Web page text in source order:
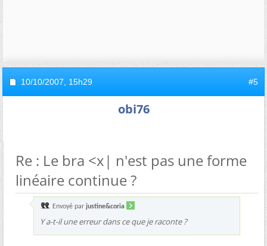
10/10/2007, 15h29 #5
obi76
Re : Le bra <x| n'est pas une forme
linéaire continue ?
Envoyé par justine&coria
Y a-t-il une erreur dans ce que je raconte ?